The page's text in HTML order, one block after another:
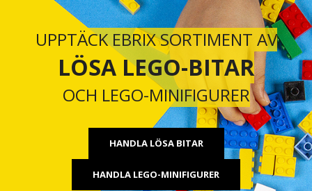
UPPTÄCK EBRIX SORTIMENT AV
LÖSA LEGO-BITAR
OCH LEGO-MINIFIGURER
HANDLA LÖSA BITAR
HANDLA LEGO-MINIFIGURER